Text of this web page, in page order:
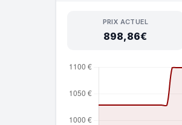
PRIX ACTUEL
898,86€